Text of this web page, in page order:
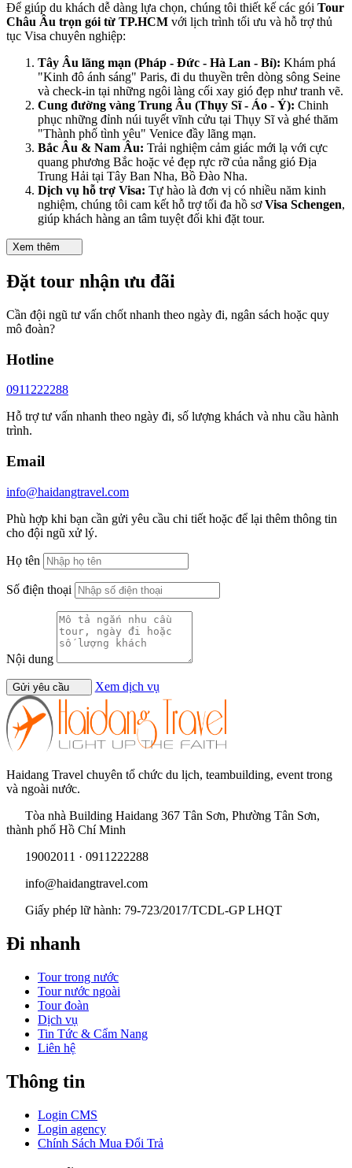
Để giúp du khách dễ dàng lựa chọn, chúng tôi thiết kế các gói Tour
Châu Âu trọn gói từ TP.HCM với lịch trình tối ưu và hỗ trợ thủ
tục Visa chuyên nghiệp:
Tây Âu lãng mạn (Pháp - Đức - Hà Lan - Bỉ): Khám phá
"Kinh đô ánh sáng" Paris, đi du thuyền trên dòng sông Seine
và check-in tại những ngôi làng cối xay gió đẹp như tranh vẽ.
Cung đường vàng Trung Âu (Thụy Sĩ - Áo - Ý): Chinh
phục những đỉnh núi tuyết vĩnh cửu tại Thụy Sĩ và ghé thăm
"Thành phố tình yêu" Venice đầy lãng mạn.
Bắc Âu & Nam Âu: Trải nghiệm cảm giác mới lạ với cực
quang phương Bắc hoặc vẻ đẹp rực rỡ của nắng gió Địa
Trung Hải tại Tây Ban Nha, Bồ Đào Nha.
Dịch vụ hỗ trợ Visa: Tự hào là đơn vị có nhiều năm kinh
nghiệm, chúng tôi cam kết hỗ trợ tối đa hồ sơVisa Schengen,
giúp khách hàng an tâm tuyệt đối khi đặt tour.
Xem thêm
Đặt tour nhận ưu đãi
Cần đội ngũ tư vấn chốt nhanh theo ngày đi, ngân sách hoặc quy
mô đoàn?
Hotline
0911222288
Hỗ trợ tư vấn nhanh theo ngày đi, số lượng khách và nhu cầu hành
trình.
Email
info@haidangtravel.com
Phù hợp khi bạn cần gửi yêu cầu chi tiết hoặc để lại thêm thông tin
cho đội ngũ xử lý.
Họ tên
Số điện thoại
Nội dung
Gửi yêu cầu Xem dịch vụ
Haidang Travel chuyên tổ chức du lịch, teambuilding, event trong
và ngoài nước.
Tòa nhà Building Haidang 367 Tân Sơn, Phường Tân Sơn,
thành phố Hồ Chí Minh
19002011 · 0911222288
info@haidangtravel.com
Giấy phép lữ hành: 79-723/2017/TCDL-GP LHQT
Đi nhanh
Tour trong nước
Tour nước ngoài
Tour đoàn
Dịch vụ
Tin Tức & Cẩm Nang
Liên hệ
Thông tin
Login CMS
Login agency
Chính Sách Mua Đổi Trả